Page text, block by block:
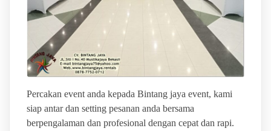
Percakan event anda kepada Bintang jaya event, kami
siap antar dan setting pesanan anda bersama
berpengalaman dan profesional dengan cepat dan rapi.